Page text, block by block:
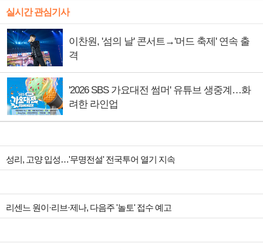
실시간 관심기사
이찬원, '섬의 날' 콘서트→'머드 축제' 연속 출
격
'2026 SBS 가요대전 썸머' 유튜브 생중계…화
려한 라인업
성리, 고양 입성…'무명전설' 전국투어 열기 지속
리센느 원이·리브·제나, 다음주 '놀토' 접수 예고